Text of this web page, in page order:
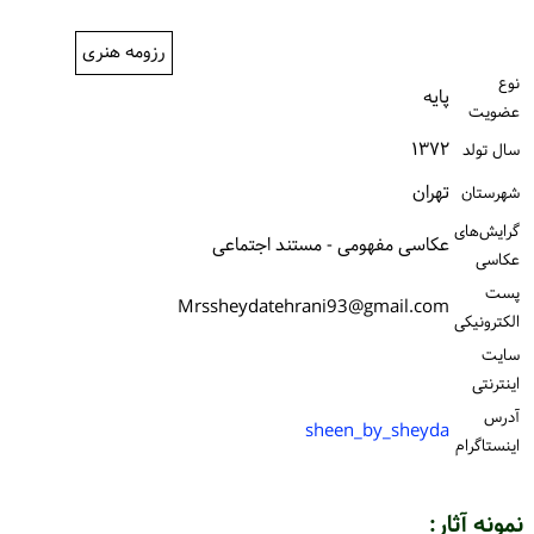
رزومه هنری
نوع
عضویت
پایه
سال تولد ۱۳۷۲
شهرستان تهران
گرایش‌های
عکاسی
عکاسی مفهومی - مستند اجتماعی
پست
الكترونیكی Mrssheydatehrani93@gmail.com
سایت
اینترنتی
آدرس
اینستاگرام sheen_by_sheyda
نمونه آثار: